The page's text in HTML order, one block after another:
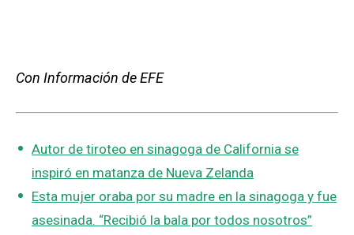
Con Información de EFE
Autor de tiroteo en sinagoga de California se
inspiró en matanza de Nueva Zelanda
Esta mujer oraba por su madre en la sinagoga y fue
asesinada. “Recibió la bala por todos nosotros”